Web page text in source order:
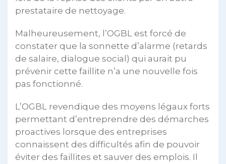
prestataire de nettoyage.
Malheureusement, l’OGBL est forcé de
constater que la sonnette d’alarme (retards
de salaire, dialogue social) qui aurait pu
prévenir cette faillite n’a une nouvelle fois
pas fonctionné.
L’OGBL revendique des moyens légaux forts
permettant d’entreprendre des démarches
proactives lorsque des entreprises
connaissent des difficultés afin de pouvoir
éviter des faillites et sauver des emplois. Il